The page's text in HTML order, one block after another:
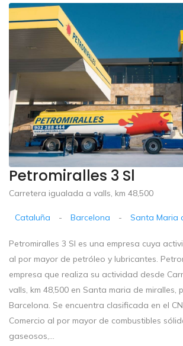
Petromiralles 3 Sl
Carretera igualada a valls, km 48,500
Cataluña - Barcelona - Santa Maria
Petromiralles 3 Sl es una empresa cuya
al por mayor de petróleo y lubricantes.
empresa que realiza su actividad desde
valls, km 48,500 en Santa maria de miralles,
Barcelona. Se encuentra clasificada en el
Comercio al por mayor de combustibles
gaseosos,...